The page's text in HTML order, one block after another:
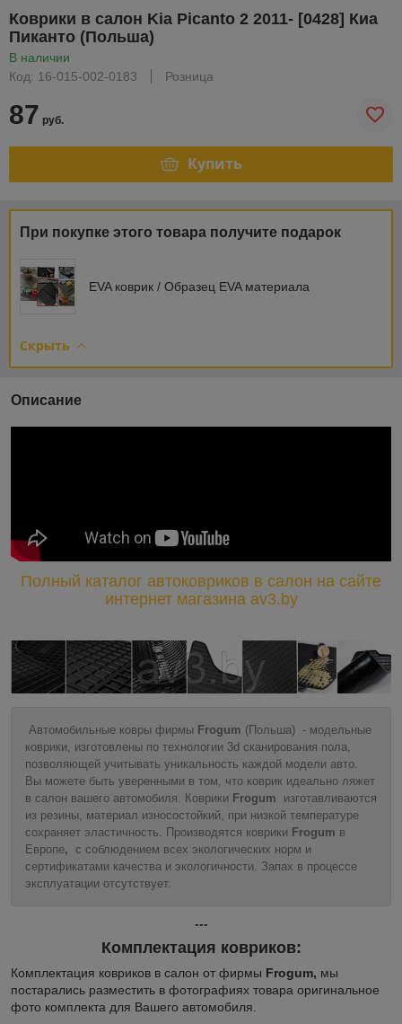
Коврики в салон Kia Picanto 2 2011- [0428] Киа
Пиканто (Польша)
В наличии
Код: 16-015-002-0183
Розница
87 руб.
Купить
При покупке этого товара получите подарок
EVA коврик / Образец EVA материала
Скрыть
Описание
Полный каталог автоковриков в салон на сайте
интернет магазина av3.by
Автомобильные ковры фирмы Frogum (Польша) - модельные
коврики, изготовлены по технологии 3d сканирования пола,
позволяющей учитывать уникальность каждой модели авто.
Вы можете быть уверенными в том, что коврик идеально ляжет
в салон вашего автомобиля. Коврики Frogum изготавливаются
из резины, материал износостойкий, при низкой температуре
сохраняет эластичность. Производятся коврики Frogum в
Европе, с соблюдением всех экологических норм и
сертификатами качества и экологичности. Запах в процессе
эксплуатации отсутствует.
---
Комплектация ковриков:
Комплектация ковриков в салон от фирмы Frogum, мы
постарались разместить в фотографиях товара оригинальное
фото комплекта для Вашего автомобиля.